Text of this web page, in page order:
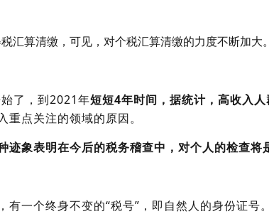
汇算清缴，可见，对个税汇算清缴的力度不断加大。
了，到2021年短短4年时间，据统计，高收入人
点关注的领域的原因。
象表明在今后的税务稽查中，对个人的检查将
一个终身不变的“税号”，即自然人的身份证号